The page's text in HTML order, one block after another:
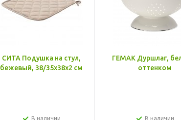
СИТА Подушка на стул,
бежевый, 38/35x38x2 см
В наличии
ГЕМАК Дуршлаг,
оттенком
В наличии